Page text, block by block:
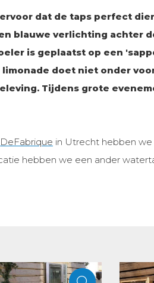
dat de taps perfect
blauwe verlichting achter
is geplaatst op een
doet niet onder
Tijdens grote
DeFabrique in Utrecht hebben
hebben we een ander